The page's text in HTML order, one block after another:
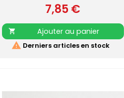
surpiqûre couleur Collier doublé de
mousse surpiquée pour davantage
de confort Nylon ultra-résistant
Boucle laquée noire Couleur
acidulée qui soulignera tout type de
pelage. Existe aussi en turquoise,
Prix
7,85 €

Ajouter au panier
 Derniers articles en stock